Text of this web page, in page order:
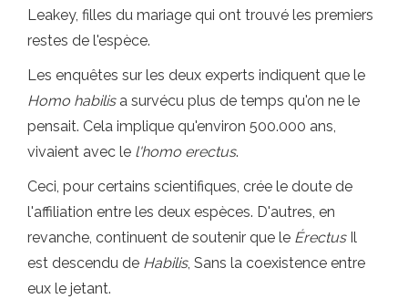
Leakey, filles du mariage qui ont trouvé les premiers
restes de l'espèce.
Les enquêtes sur les deux experts indiquent que le
Homo habilisa survécu plus de temps qu'on ne le
pensait. Cela implique qu'environ 500.000 ans,
vivaient avec le l'homo erectus.
Ceci, pour certains scientifiques, crée le doute de
l'affiliation entre les deux espèces. D'autres, en
revanche, continuent de soutenir que le ÉrectusIl
est descendu de Habilis, Sans la coexistence entre
eux le jetant.